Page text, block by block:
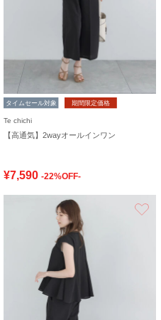
タイムセール対象 期間限定価格
Te chichi
【高通気】2wayオールインワン
¥7,590 -22%OFF-